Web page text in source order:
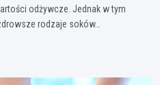
odżywcze. Jednak w tym
rodzaje soków…